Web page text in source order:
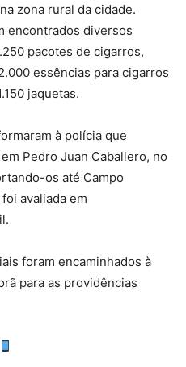
zona rural da cidade.
encontrados diversos
pacotes de cigarros,
essências para cigarros
jaquetas.
à polícia que
Pedro Juan Caballero, no
os até Campo
avaliada em
foram encaminhados à
para as providências